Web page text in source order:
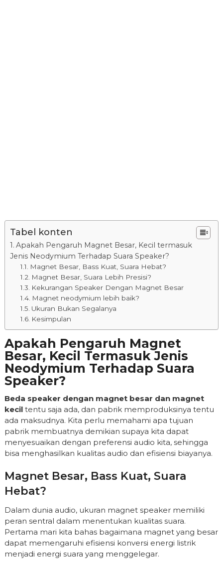
Tabel konten
Apakah Pengaruh Magnet Besar, Kecil termasuk
Jenis Neodymium Terhadap Suara Speaker?
Magnet Besar, Bass Kuat, Suara Hebat?
Magnet Besar, Suara Lebih Presisi?
Kekurangan Speaker Dengan Magnet Besar
Magnet neodymium lebih baik?
Ukuran Bukan Segalanya
Kesimpulan
Apakah Pengaruh Magnet
Besar, Kecil Termasuk Jenis
Neodymium Terhadap Suara
Speaker?
Beda speaker dengan magnet besar dan magnet
keciltentu saja ada, dan pabrik memproduksinya tentu
ada maksudnya. Kita perlu memahami apa tujuan
pabrik membuatnya demikian supaya kita dapat
menyesuaikan dengan preferensi audio kita, sehingga
bisa menghasilkan kualitas audio dan efisiensi biayanya.
Magnet Besar, Bass Kuat, Suara
Hebat?
Dalam dunia audio, ukuran magnet speaker memiliki
peran sentral dalam menentukan kualitas suara.
Pertama mari kita bahas bagaimana magnet yang besar
dapat memengaruhi efisiensi konversi energi listrik
menjadi energi suara yang menggelegar.